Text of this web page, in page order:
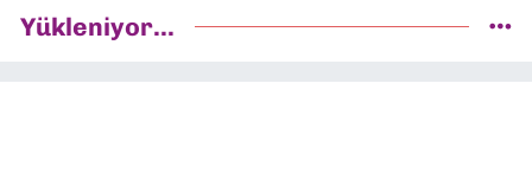
Yükleniyor...